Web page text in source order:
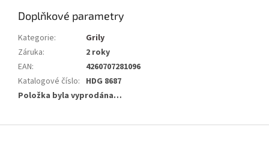
Doplňkové parametry
Kategorie:
Grily
Záruka:
2 roky
EAN:
4260707281096
Katalogové číslo: HDG 8687
Položka byla vyprodána…